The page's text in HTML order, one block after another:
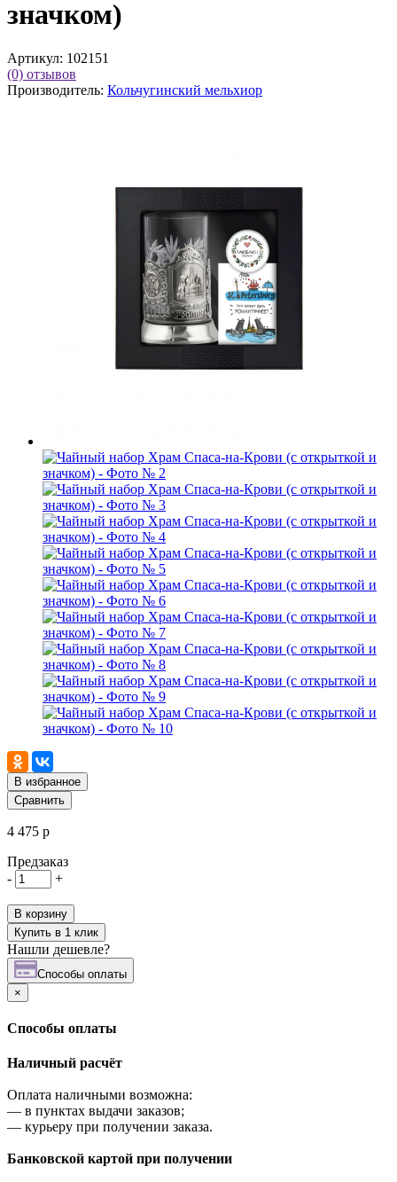
значком)
Артикул: 102151
(0) отзывов
Производитель: Кольчугинский мельхиор
В избранное
Сравнить
4 475 р
Предзаказ
-
+
В корзину
Купить в 1 клик
Нашли дешевле?
Cпособы оплаты
×
Cпособы оплаты
Наличный расчёт
Оплата наличными возможна:
— в пунктах выдачи заказов;
— курьеру при получении заказа.
Банковской картой при получении